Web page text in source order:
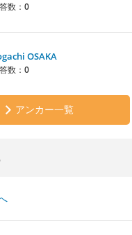
数： 0
OSAKA
数： 0
アンカー一覧